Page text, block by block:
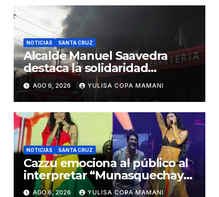
NOTICIAS SANTA CRUZ
Alcalde Manuel Saavedra
destaca la solidaridad
durante la emergencia en
Barrio Lindo
AGO 6, 2026 YULISA COPA MAMANI
NOTICIAS SANTA CRUZ
Cazzu emociona al público al
interpretar “Munasquechay”
en su concierto en Santa Cruz
AGO 6, 2026 YULISA COPA MAMANI